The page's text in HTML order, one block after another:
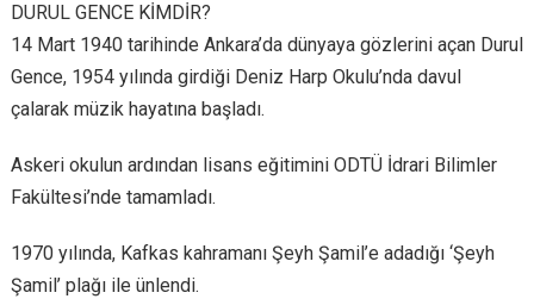
DURUL GENCE KİMDİR?
14 Mart 1940 tarihinde Ankara’da dünyaya gözlerini açan Durul
Gence, 1954 yılında girdiği Deniz Harp Okulu’nda davul
çalarak müzik hayatına başladı.
Askeri okulun ardından lisans eğitimini ODTÜ İdrari Bilimler
Fakültesi’nde tamamladı.
1970 yılında, Kafkas kahramanı Şeyh Şamil’e adadığı ‘Şeyh
Şamil’ plağı ile ünlendi.